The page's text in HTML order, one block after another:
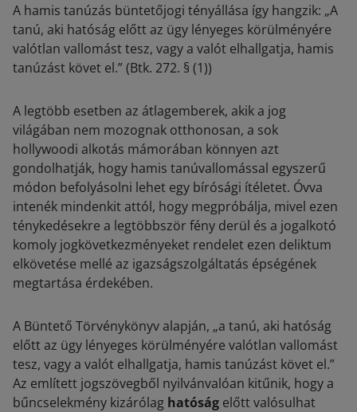
A hamis tanúzás büntetőjogi tényállása így hangzik: „A
tanú, aki hatóság előtt az ügy lényeges körülményére
valótlan vallomást tesz, vagy a valót elhallgatja, hamis
tanúzást követ el.” (Btk. 272. § (1))
A legtöbb esetben az átlagemberek, akik a jog
világában nem mozognak otthonosan, a sok
hollywoodi alkotás mámorában könnyen azt
gondolhatják, hogy hamis tanúvallomással egyszerű
módon befolyásolni lehet egy bírósági ítéletet. Óvva
intenék mindenkit attól, hogy megpróbálja, mivel ezen
ténykedésekre a legtöbbször fény derül és a jogalkotó
komoly jogkövetkezményeket rendelet ezen deliktum
elkövetése mellé az igazságszolgáltatás épségének
megtartása érdekében.
A Büntető Törvénykönyv alapján, „a tanú, aki hatóság
előtt az ügy lényeges körülményére valótlan vallomást
tesz, vagy a valót elhallgatja, hamis tanúzást követ el.”
Az említett jogszövegből nyilvánvalóan kitűnik, hogy a
bűncselekmény kizárólag hatóság előtt valósulhat